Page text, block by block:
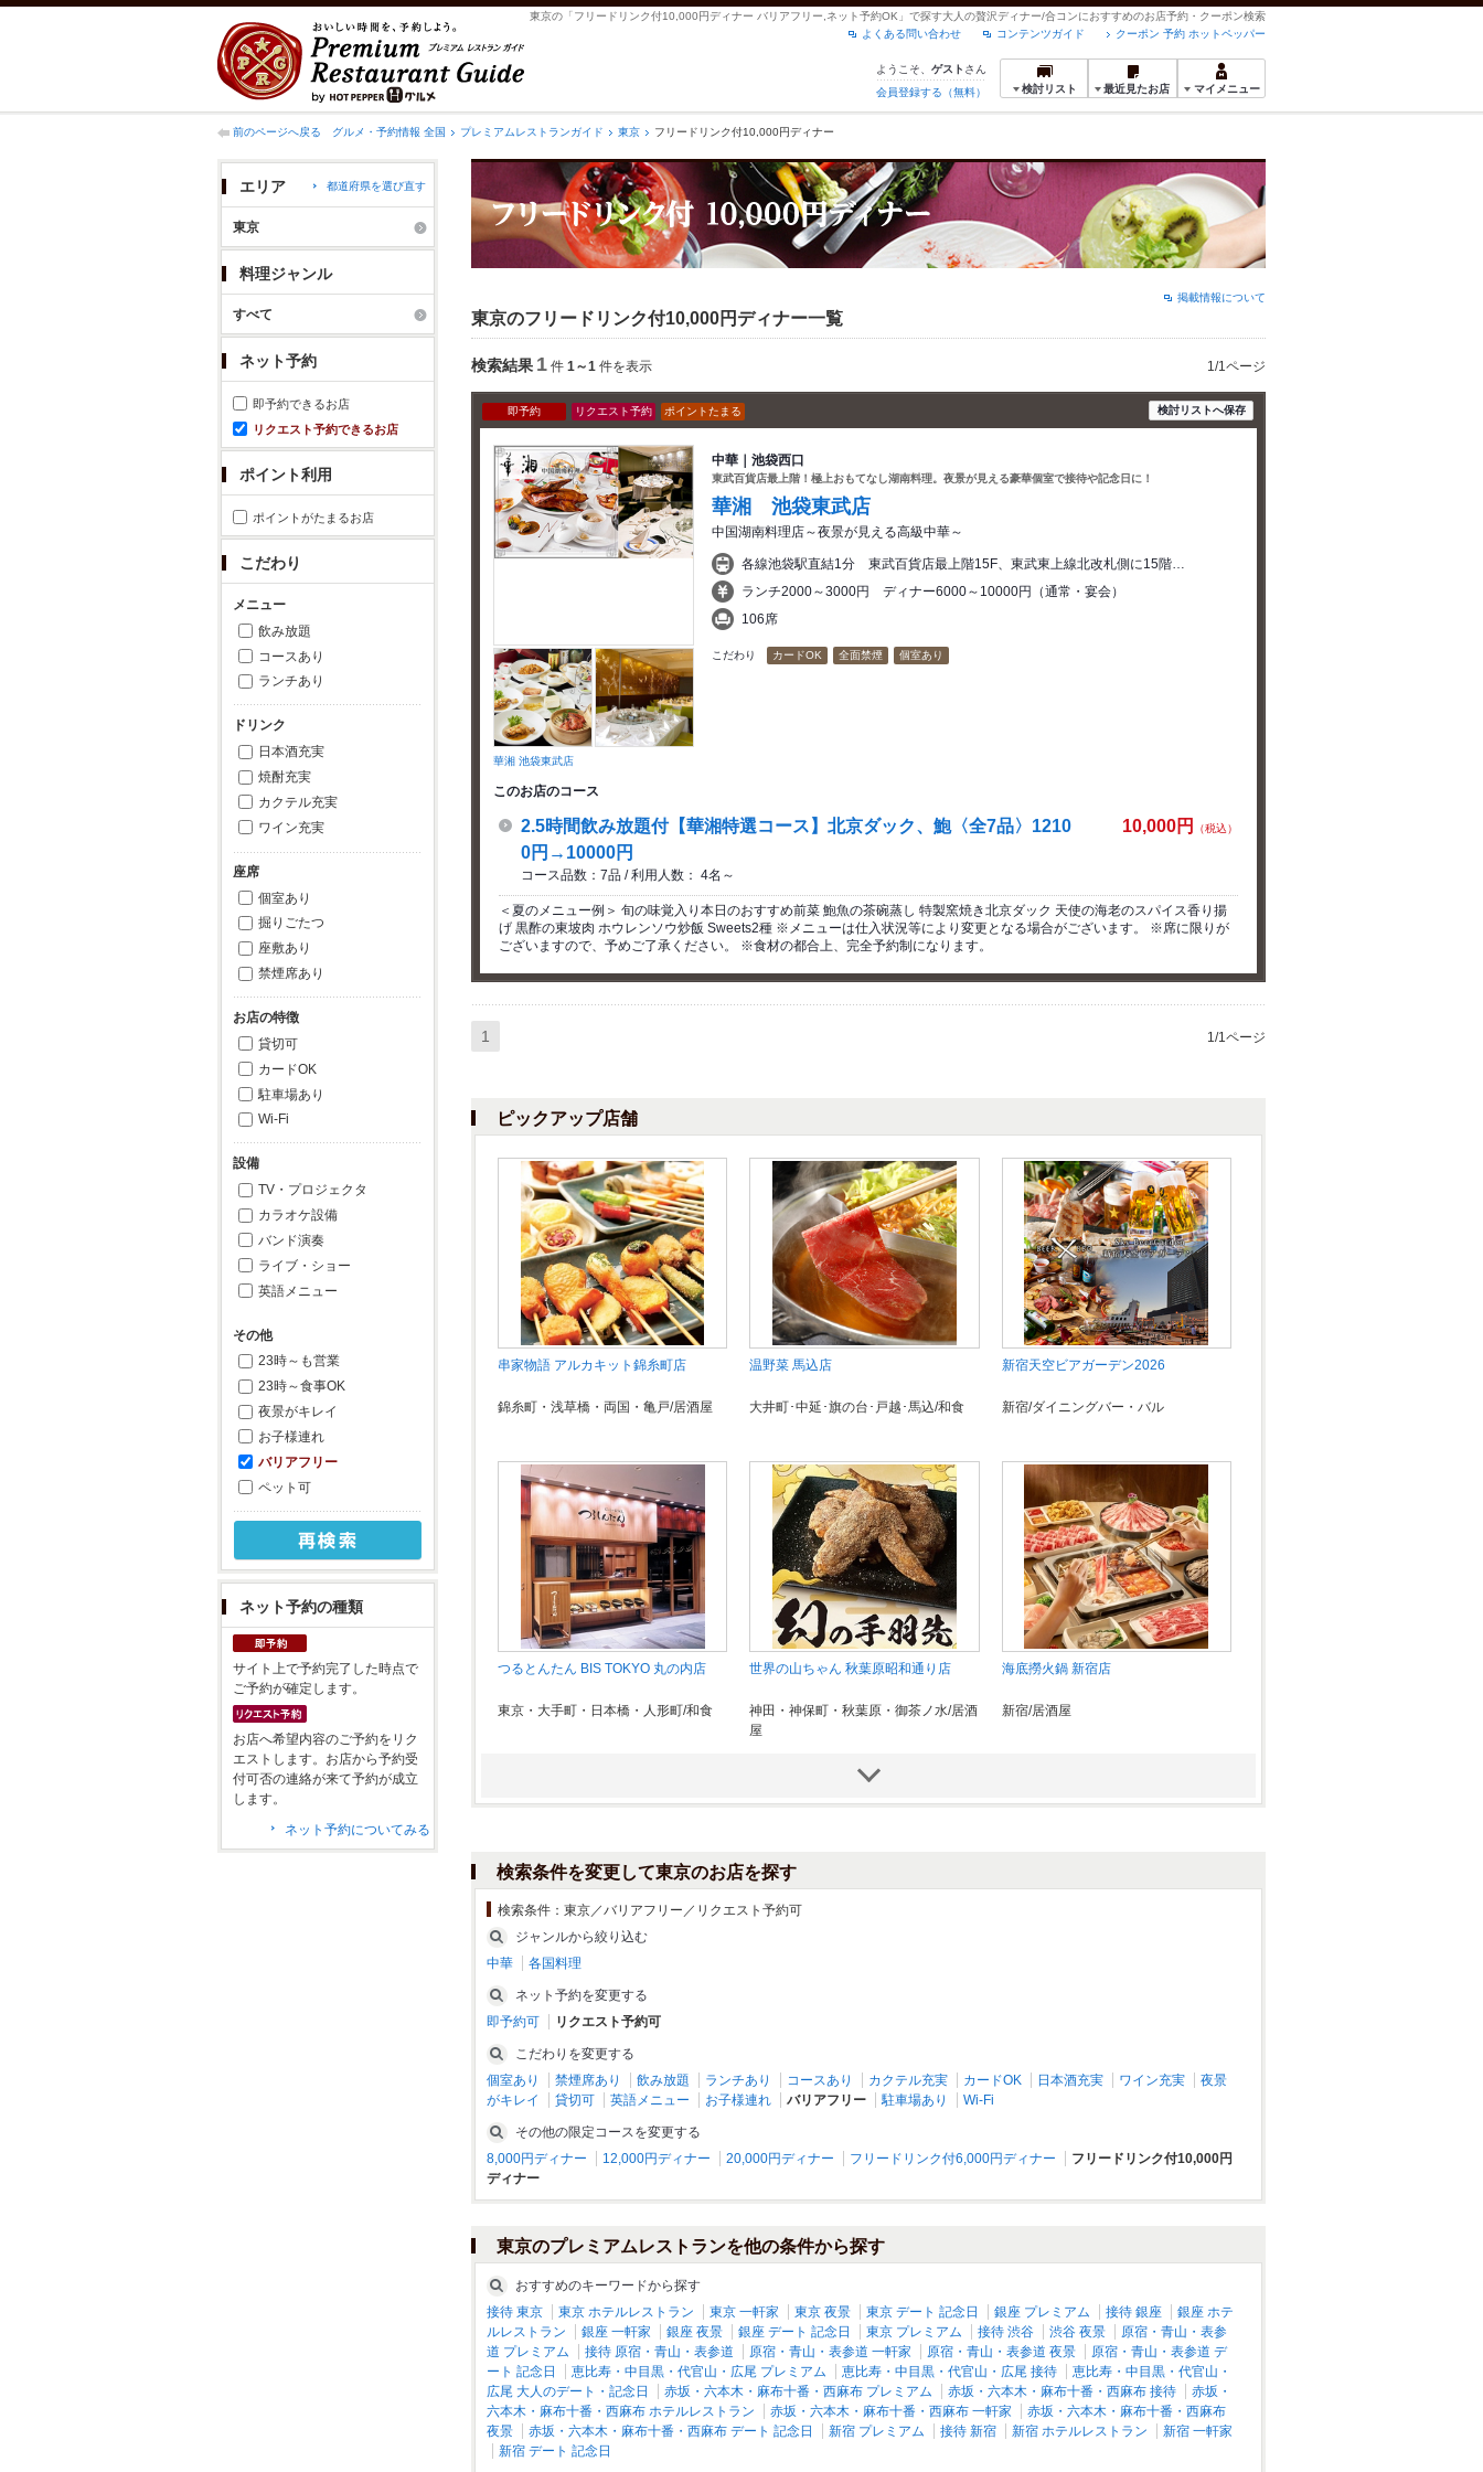
東京の「フリードリンク付10,000円ディナー バリアフリー,ネット予約OK」で探す大人の贅沢ディナー/合コンにおすすめのお店予約・クーポン検索
クーポン 予約 ホットペッパー
コンテンツガイド
よくある問い合わせ
ようこそ、 ゲスト さん
会員登録する（無料）
検討リスト 最近見たお店 マイメニュー
前のページへ戻る グルメ・予約情報 全国 プレミアムレストランガイド 東京 フリードリンク付10,000円ディナー
エリア 都道府県を選び直す
東京
料理ジャンル
すべて
ネット予約
即予約できるお店
リクエスト予約できるお店
ポイント利用
ポイントがたまるお店
こだわり
メニュー
飲み放題
コースあり
ランチあり
ドリンク
日本酒充実
焼酎充実
カクテル充実
ワイン充実
座席
個室あり
掘りごたつ
座敷あり
禁煙席あり
お店の特徴
貸切可
カードOK
駐車場あり
Wi-Fi
設備
TV・プロジェクタ
カラオケ設備
バンド演奏
ライブ・ショー
英語メニュー
その他
23時～も営業
23時～食事OK
夜景がキレイ
お子様連れ
バリアフリー
ペット可
ネット予約の種類
サイト上で予約完了した時点で
ご予約が確定します。
お店へ希望内容のご予約をリク
エストします。お店から予約受
付可否の連絡が来て予約が成立
します。
ネット予約についてみる
掲載情報について
東京のフリードリンク付10,000円ディナー一覧
検索結果 1 件 1～1 件を表示 1/1ページ
即予約 リクエスト予約 ポイントたまる 検討リストへ保存
華湘 池袋東武店
中華｜池袋西口
東武百貨店最上階！極上おもてなし湖南料理。夜景が見える豪華個室で接待や記念日に！
華湘 池袋東武店
中国湖南料理店～夜景が見える高級中華～
各線池袋駅直結1分 東武百貨店最上階15F、東武東上線北改札側に15階…
ランチ2000～3000円 ディナー6000～10000円（通常・宴会）
106席
こだわり カードOK 全面禁煙 個室あり
このお店のコース
10,000円 （税込）
2.5時間飲み放題付【華湘特選コース】北京ダック、鮑〈全7品〉1210
0円→10000円
コース品数：7品 / 利用人数： 4名～
＜夏のメニュー例＞ 旬の味覚入り本日のおすすめ前菜 鮑魚の茶碗蒸し 特製窯焼き北京ダック 天使の海老のスパイス香り揚
げ 黒酢の東坡肉 ホウレンソウ炒飯 Sweets2種 ※メニューは仕入状況等により変更となる場合がございます。 ※席に限りが
ございますので、予めご了承ください。 ※食材の都合上、完全予約制になります。
1 1/1ページ
ピックアップ店舗
串家物語 アルカキット錦糸町店
錦糸町・浅草橋・両国・亀戸/居酒屋
温野菜 馬込店
大井町･中延･旗の台･戸越･馬込/和食
新宿天空ビアガーデン2026
新宿/ダイニングバー・バル
つるとんたん BIS TOKYO 丸の内店
東京・大手町・日本橋・人形町/和食
世界の山ちゃん 秋葉原昭和通り店
神田・神保町・秋葉原・御茶ノ水/居酒
屋
海底撈火鍋 新宿店
新宿/居酒屋
ばくよう亭 新宿店
新宿/焼肉・ホルモン
KAMAMARU アトレヴィ大塚店
巣鴨・大塚・駒込/イタリアン・フレン
チ
原宿・青山・表参道/ダイニングバー・
バル
池袋/居酒屋
検索条件を変更して東京のお店を探す
検索条件： 東京／バリアフリー／リクエスト予約可
ジャンルから絞り込む
中華
各国料理
ネット予約を変更する
即予約可
リクエスト予約可
こだわりを変更する
個室あり
禁煙席あり 飲み放題 ランチあり コースあり カクテル充実 カードOK 日本酒充実 ワイン充実
夜景
がキレイ
貸切可 英語メニュー お子様連れ バリアフリー 駐車場あり Wi-Fi
その他の限定コースを変更する
8,000円ディナー
12,000円ディナー 20,000円ディナー フリードリンク付6,000円ディナー
フリードリンク付10,000円
ディナー
東京のプレミアムレストランを他の条件から探す
おすすめのキーワードから探す
接待 東京
東京 ホテルレストラン 東京 一軒家 東京 夜景 東京 デート 記念日 銀座 プレミアム 接待 銀座
銀座 ホテ
ルレストラン
銀座 一軒家 銀座 夜景 銀座 デート 記念日 東京 プレミアム 接待 渋谷 渋谷 夜景
原宿・青山・表参
道 プレミアム
接待 原宿・青山・表参道 原宿・青山・表参道 一軒家 原宿・青山・表参道 夜景
原宿・青山・表参道 デ
ート 記念日
恵比寿・中目黒・代官山・広尾 プレミアム 恵比寿・中目黒・代官山・広尾 接待
恵比寿・中目黒・代官山・
広尾 大人のデート・記念日
赤坂・六本木・麻布十番・西麻布 プレミアム 赤坂・六本木・麻布十番・西麻布 接待
赤坂・
六本木・麻布十番・西麻布 ホテルレストラン
赤坂・六本木・麻布十番・西麻布 一軒家
赤坂・六本木・麻布十番・西麻布
夜景
赤坂・六本木・麻布十番・西麻布 デート 記念日 新宿 プレミアム 接待 新宿 新宿 ホテルレストラン
新宿 一軒家
新宿 デート 記念日